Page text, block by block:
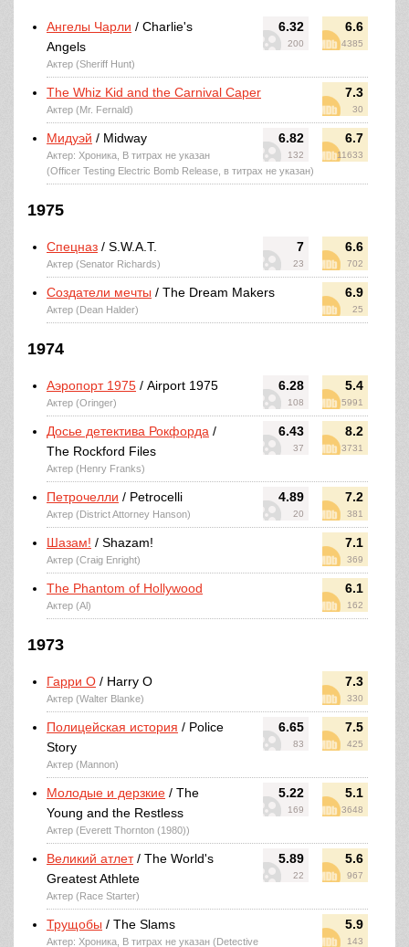
6.32
200
6.6
4385
Ангелы Чарли / Charlie's
Angels
Актер (Sheriff Hunt)
7.3
30
The Whiz Kid and the Carnival Caper
Актер (Mr. Fernald)
6.82
132
6.7
11633
Мидуэй / Midway
Актер: Хроника, В титрах не указан
(Officer Testing Electric Bomb Release, в титрах не указан)
1975
7
23
6.6
702
Спецназ / S.W.A.T.
Актер (Senator Richards)
6.9
25
Создатели мечты / The Dream Makers
Актер (Dean Halder)
1974
6.28
108
5.4
5991
Аэропорт 1975 / Airport 1975
Актер (Oringer)
6.43
37
8.2
3731
Досье детектива Рокфорда /
The Rockford Files
Актер (Henry Franks)
4.89
20
7.2
381
Петрочелли / Petrocelli
Актер (District Attorney Hanson)
7.1
369
Шазам! / Shazam!
Актер (Craig Enright)
6.1
162
The Phantom of Hollywood
Актер (Al)
1973
7.3
330
Гарри О / Harry O
Актер (Walter Blanke)
6.65
83
7.5
425
Полицейская история / Police
Story
Актер (Mannon)
5.22
169
5.1
3648
Молодые и дерзкие / The
Young and the Restless
Актер (Everett Thornton (1980))
5.89
22
5.6
967
Великий атлет/ The World's
Greatest Athlete
Актер (Race Starter)
5.9
143
Трущобы / The Slams
Актер: Хроника, В титрах не указан (Detective